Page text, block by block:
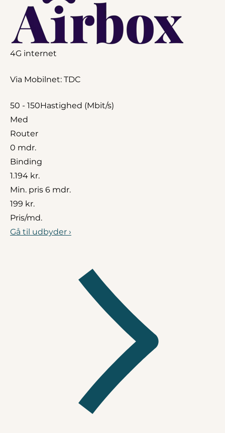
4G internet
Via Mobilnet: TDC
50 - 150Hastighed (Mbit/s)
Med
Router
0 mdr.
Binding
1.194 kr.
Min. pris 6 mdr.
199 kr.
Pris/md.
Gå til udbyder ›